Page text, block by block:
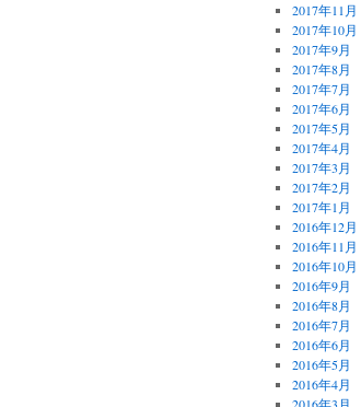
2017年11月
2017年10月
2017年9月
2017年8月
2017年7月
2017年6月
2017年5月
2017年4月
2017年3月
2017年2月
2017年1月
2016年12月
2016年11月
2016年10月
2016年9月
2016年8月
2016年7月
2016年6月
2016年5月
2016年4月